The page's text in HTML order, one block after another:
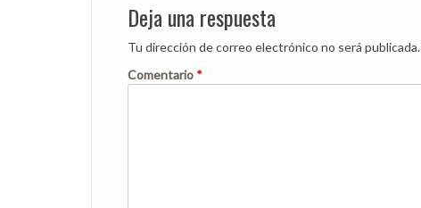
Deja una respuesta
Tu dirección de correo electrónico no será publicada.
Comentario *